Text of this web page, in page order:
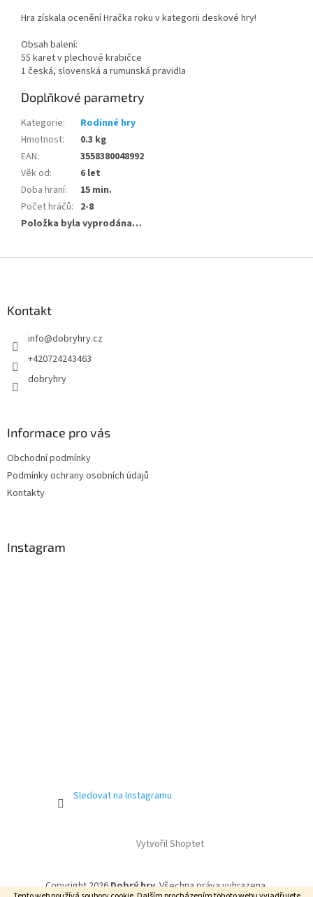
Hra získala ocenění Hračka roku v kategorii deskové hry!
Obsah balení:
55 karet v plechové krabičce
1 česká, slovenská a rumunská pravidla
Doplňkové parametry
Kategorie:
Rodinné hry
Hmotnost:
0.3 kg
EAN:
3558380048992
Věk od:
6 let
Doba hraní:
15 min.
Počet hráčů: 2-8
Položka byla vyprodána…
Kontakt
info@dobryhry.cz
+420724243463
dobryhry
Informace pro vás
Obchodní podmínky
Podmínky ochrany osobních údajů
Kontakty
Instagram
Sledovat na Instagramu
Vytvořil Shoptet
Copyright 2026Dobrý hry. Všechna práva vyhrazena.